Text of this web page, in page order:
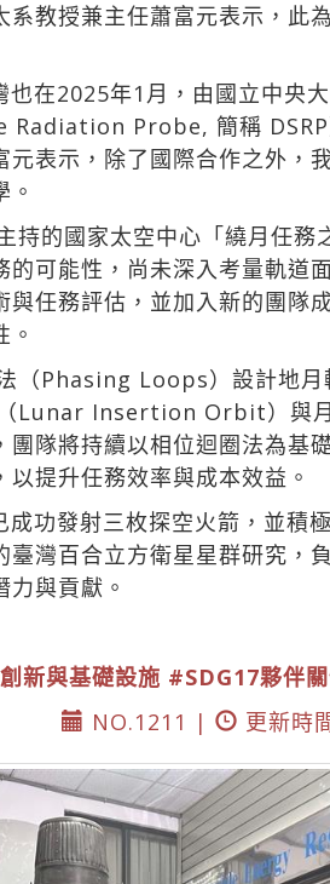
教授兼主任蕭富元表示，此
在2025年1月，由國立中央
Radiation Probe, 簡稱
表示，除了國際合作之外，
的國家太空中心「繞月任務
可能性，尚未深入考量軌道
任務評估，並加入新的團隊
（Phasing Loops）設計地
Lunar Insertion Orbit）與
隊將持續以相位迴圈法為基
提升任務效率與成本效益。
功發射三枚探空火箭，並積
灣百合立方衛星星群研究，
與貢獻。
新與基礎設施 #SDG17夥伴
NO.1211 |
更新時